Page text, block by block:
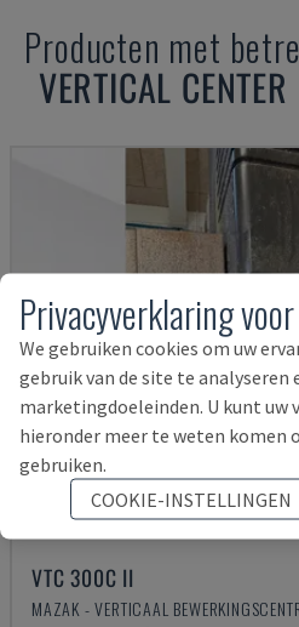
Producten met
VERTICAL
VTC 300C II
MAZAK - VERTICAAL
Privacyverklaring
We gebruiken cookies om uw
gebruik van de site te analyseren
marketingdoeleinden. U kunt uw
hieronder meer te weten komen
gebruiken.
COOKIE-INSTELLINGEN